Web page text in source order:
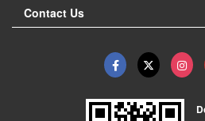
Contact Us